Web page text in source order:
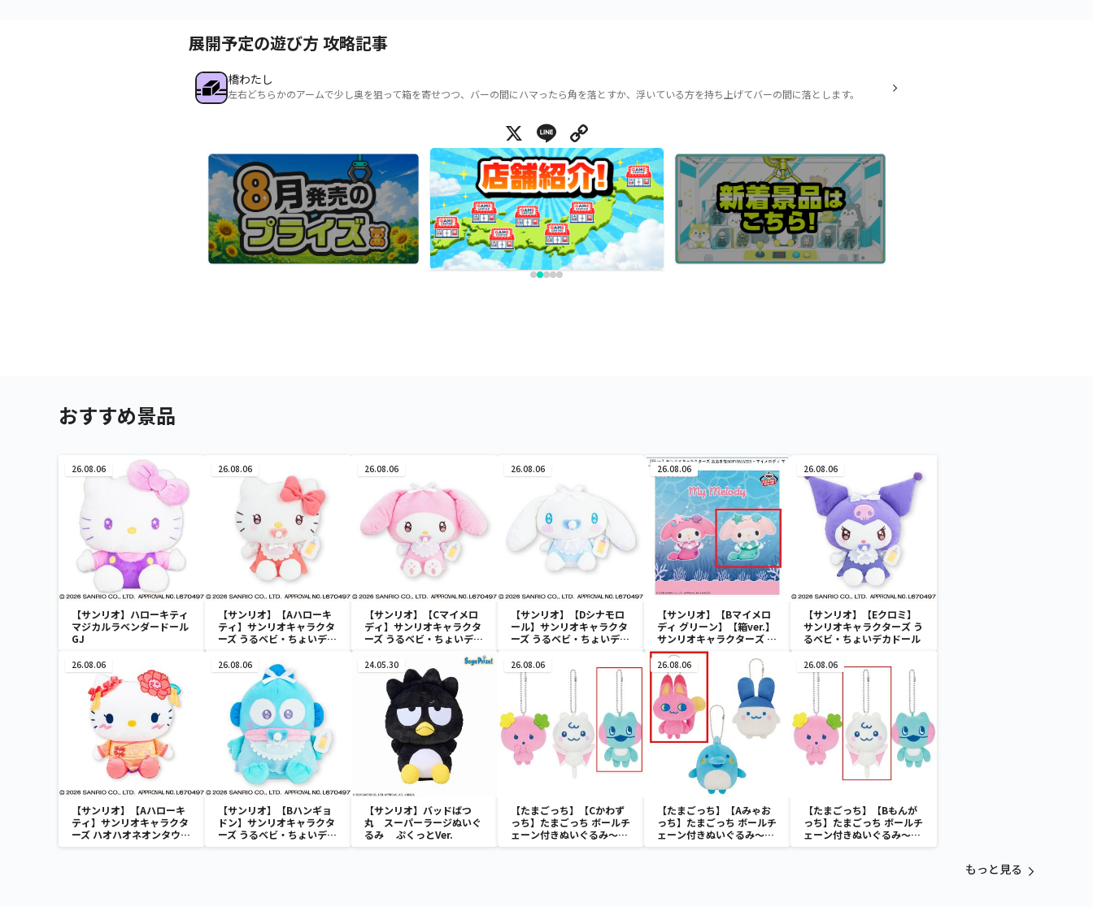
展開予定の遊び方 攻略記事
橋わたし
左右どちらかのアームで少し奥を狙って箱を寄せつつ、バーの間にハマったら角を落とすか、浮いている方を持ち上げてバーの間に落とします。
X Line
おすすめ景品
26.08.06
【サンリオ】ハローキティ
マジカルラベンダードール
GJ
26.08.06
【サンリオ】【Aハローキ
ティ】サンリオキャラクタ
ーズ うるベビ・ちょいデカ
26.08.06
【サンリオ】【Cマイメロ
ディ】サンリオキャラクタ
ーズ うるベビ・ちょいデカ
26.08.06
【サンリオ】【Dシナモロ
ール】サンリオキャラクタ
ーズ うるベビ・ちょいデカ
26.08.06
【サンリオ】【Bマイメロ
ディ グリーン】【箱ver.】
サンリオキャラクターズ お
おきなSOFVIMATES～マ
イメロディ マーメイドver.
～
26.08.06
【サンリオ】【Eクロミ】
サンリオキャラクターズ う
るベビ・ちょいデカドール
26.08.06
【サンリオ】【Aハローキ
ティ】サンリオキャラクタ
ーズ ハオハオネオンタウン
ドールBIGタイプ1
26.08.06
【サンリオ】【Bハンギョ
ドン】サンリオキャラクタ
ーズ うるベビ・ちょいデカ
ドール
24.05.30
【サンリオ】バッドばつ
丸 スーパーラージぬいぐ
るみ ぷくっとVer.
26.08.06
【たまごっち】【Cかわず
っち】たまごっち ボールチ
ェーン付きぬいぐるみ～
Tamagotchi Paradise～
26.08.06
【たまごっち】【Aみゃお
っち】たまごっち ボールチ
ェーン付きぬいぐるみ～
Tamagotchi Paradise～
26.08.06
【たまごっち】【Bもんが
っち】たまごっち ボールチ
ェーン付きぬいぐるみ～
Tamagotchi Paradise～
もっと見る